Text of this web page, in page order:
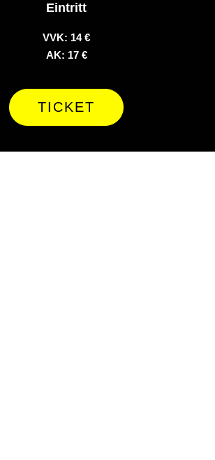
Eintritt
VVK: 14 €
AK: 17 €
TICKET